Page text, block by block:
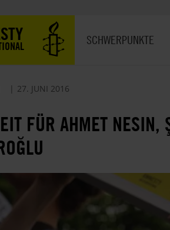
SCHWERPUNKTE
27. JUNI 2016
FÜR AHMET NESIN,